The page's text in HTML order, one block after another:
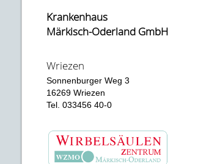
Krankenhaus
Märkisch-Oderland GmbH
Wriezen
Sonnenburger Weg 3
16269 Wriezen
Tel. 033456 40-0